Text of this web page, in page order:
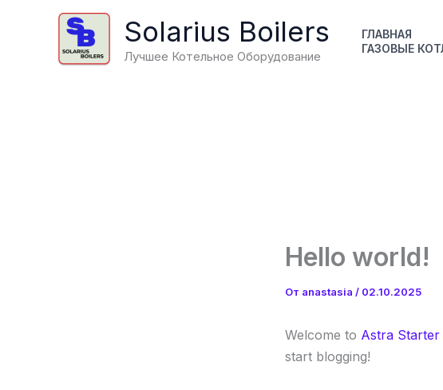
содержимому
Solarius Boilers
Лучшее Котельное Оборудование
ГЛАВНАЯ
ГАЗОВЫЕ
Hello world!
От anastasia / 02.10.2025
Welcome to Astra Starter
start blogging!